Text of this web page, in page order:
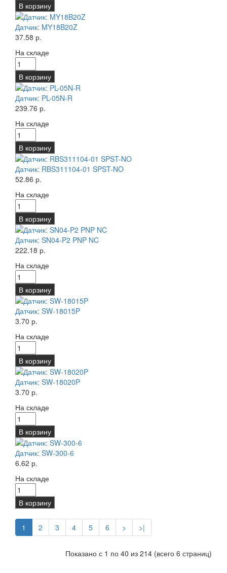
В корзину
Датчик: MY18B20Z
37.58 р.
На складе
В корзину
Датчик: PL-05N-R
239.76 р.
На складе
В корзину
Датчик: RBS311104-01 SPST-NO
52.86 р.
На складе
В корзину
Датчик: SN04-P2 PNP NC
222.18 р.
На складе
В корзину
Датчик: SW-18015P
3.70 р.
На складе
В корзину
Датчик: SW-18020P
3.70 р.
На складе
В корзину
Датчик: SW-300-6
6.62 р.
На складе
В корзину
1 2 3 4 5 6 > >|
Показано с 1 по 40 из 214 (всего 6 страниц)